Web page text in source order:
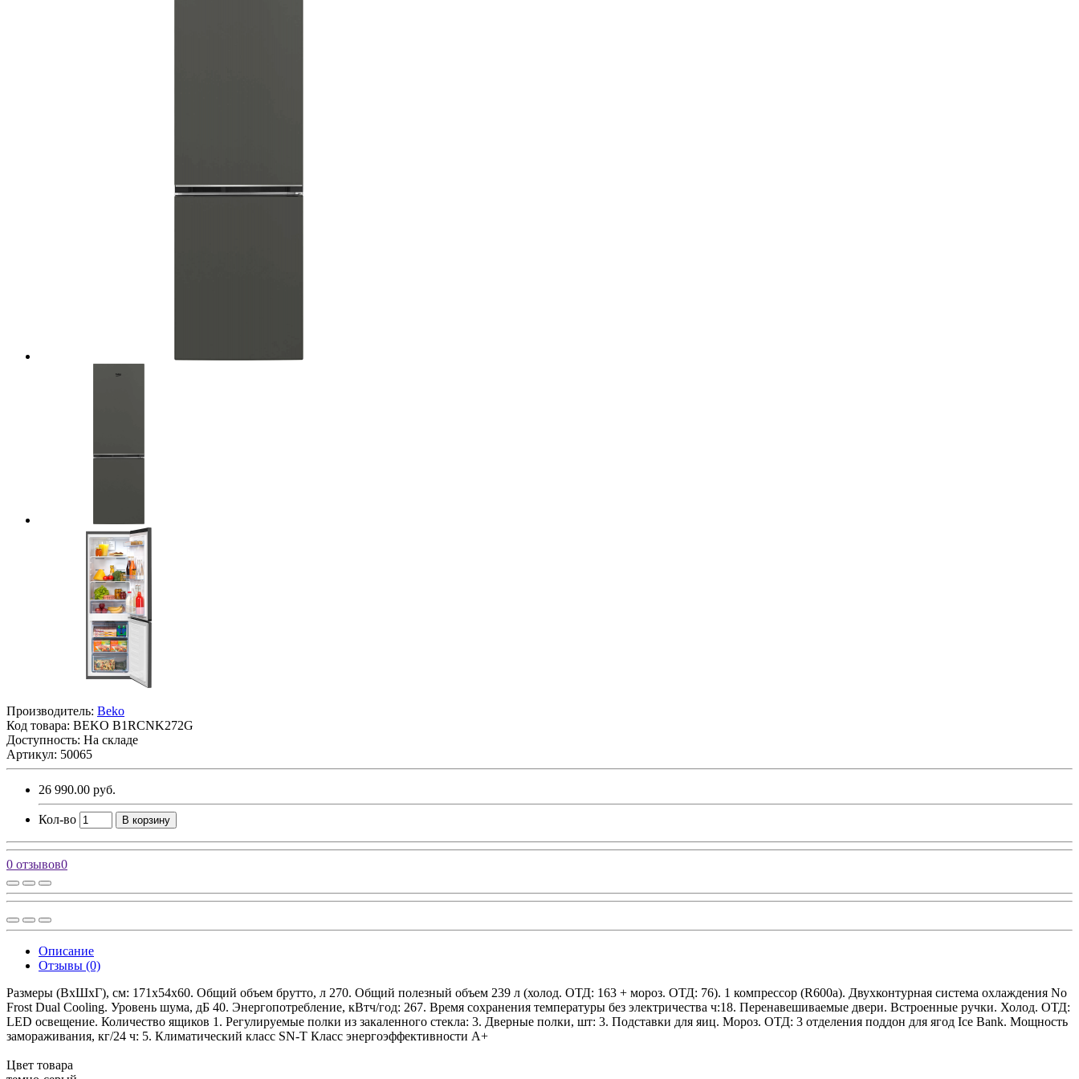
Производитель: Beko
Код товара: BEKO B1RCNK272G
Доступность: На складе
Артикул: 50065
26 990.00 руб.
Кол-во В корзину
0 отзывов0
Описание
Отзывы (0)
Размеры (ВхШхГ), см: 171x54x60. Общий объем брутто, л 270. Общий полезный объем 239 л (холод. ОТД: 163 + мороз. ОТД: 76). 1 компрессор (R600a). Двухконтурная система охлаждения No
Frost Dual Cooling. Уровень шума, дБ 40. Энергопотребление, кВтч/год: 267. Время сохранения температуры без электричества ч:18. Перенавешиваемые двери. Встроенные ручки. Холод. ОТД:
LED освещение. Количество ящиков 1. Регулируемые полки из закаленного стекла: 3. Дверные полки, шт: 3. Подставки для яиц. Мороз. ОТД: 3 отделения поддон для ягод Ice Bank. Мощность
замораживания, кг/24 ч: 5. Климатический класс SN-T Класс энергоэффективности A+
Цвет товара